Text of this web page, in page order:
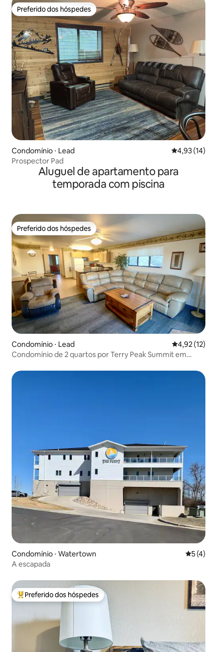
Preferido dos hóspedes
Preferido dos hóspedes
Condomínio ⋅ Lead 4,93 de uma
4,93 (14)
Prospector Pad
Aluguel de apartamento para
temporada com piscina
Preferido dos hóspedes
Preferido dos hóspedes
Condomínio ⋅ Lead 4,92 de uma
4,92 (12)
Condomínio de 2 quartos por Terry Peak Summit em
Condomínio ⋅ Watertown 5 de
5 (4)
A escapada
Entre os melhores preferidos dos hóspedes
Preferido dos hóspedes